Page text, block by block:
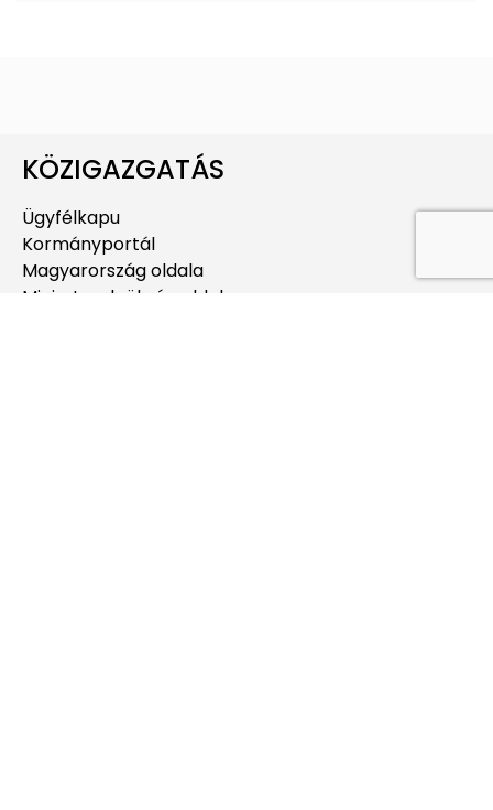
KÖZIGAZGATÁS
Ügyfélkapu
Kormányportál
Magyarország oldala
Miniszterelnökség oldala